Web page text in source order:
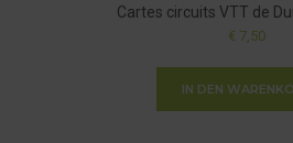
Cartes circuits VTT de
€ 7,50
IN DEN